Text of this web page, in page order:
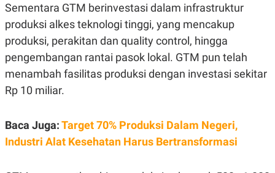
Sementara GTM berinvestasi dalam infrastruktur
produksi alkes teknologi tinggi, yang mencakup
produksi, perakitan dan quality control, hingga
pengembangan rantai pasok lokal. GTM pun telah
menambah fasilitas produksi dengan investasi sekitar
Rp 10 miliar.
Baca Juga:Target 70% Produksi Dalam Negeri,
Industri Alat Kesehatan Harus Bertransformasi